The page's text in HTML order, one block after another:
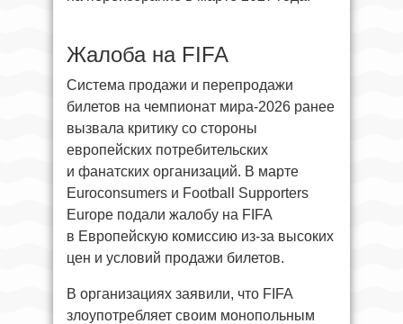
Жалоба на FIFA
Система продажи и перепродажи
билетов на чемпионат мира-2026 ранее
вызвала критику со стороны
европейских потребительских
и фанатских организаций. В марте
Euroconsumers и Football Supporters
Europe подали жалобу на FIFA
в Европейскую комиссию из-за высоких
цен и условий продажи билетов.
В организациях заявили, что FIFA
злоупотребляет своим монопольным